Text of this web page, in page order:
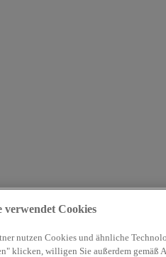
verwendet Cookies
nutzen Cookies und ähnliche
klicken, willigen Sie außerdem gemäß